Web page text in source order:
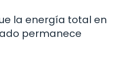
la energía total en
permanece